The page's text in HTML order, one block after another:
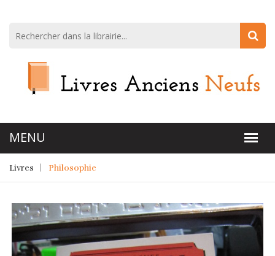
Livres Philosophie